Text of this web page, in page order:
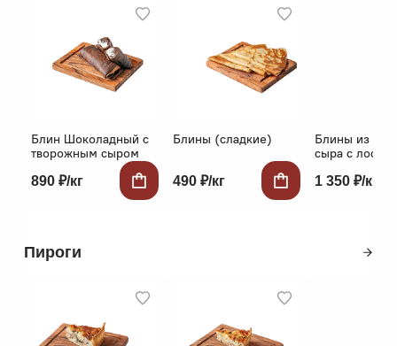
Блин Шоколадный с
творожным сыром
890 ₽/кг
Блины (сладкие)
490 ₽/кг
Блины из
сыра с
1 350 ₽/кг
Пироги